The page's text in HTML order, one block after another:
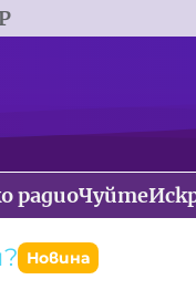
радиоЧуйте
Новина